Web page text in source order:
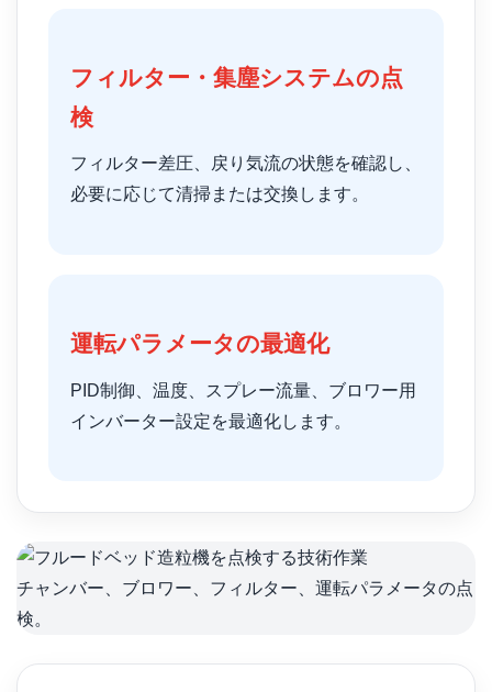
フィルター・集塵システムの点
検
フィルター差圧、戻り気流の状態を確認し、
必要に応じて清掃または交換します。
運転パラメータの最適化
PID制御、温度、スプレー流量、ブロワー用
インバーター設定を最適化します。
チャンバー、ブロワー、フィルター、運転パラメータの点
検。